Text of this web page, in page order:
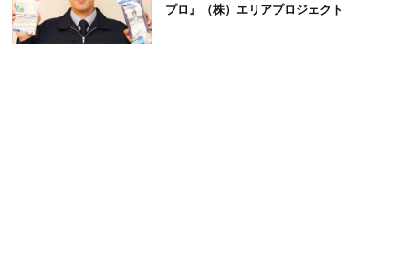
プロ』（株）エリアプロジェクト